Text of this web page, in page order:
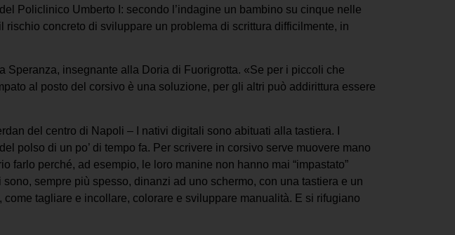
Policlinico Umberto I: secondo l’indagine un bambino su cinque nelle
concreto di sviluppare un problema di scrittura difficilmente, in
insegnante alla Doria di Fuorigrotta. «Se per i piccoli che
al posto del corsivo è una soluzione, per gli altri può addirittura essere
del centro di Napoli – I nativi digitali sono abituati alla tastiera. I
polso di un po’ di tempo fa. Per scrivere in corsivo serve muovere mano
farlo perché, ad esempio, le loro manine non hanno mai “impastato”
sempre più spesso, dinanzi ad uno schermo, con una tastiera e un
tagliare e incollare, colorare e sviluppare manualità. E si rifugiano